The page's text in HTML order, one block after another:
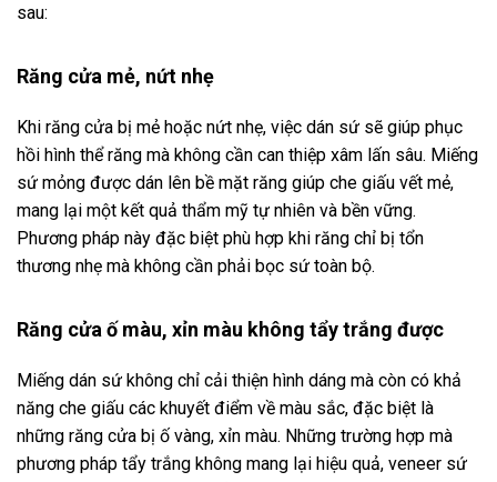
sau:
Răng cửa mẻ, nứt nhẹ
Khi răng cửa bị mẻ hoặc nứt nhẹ, việc dán sứ sẽ giúp phục
hồi hình thể răng mà không cần can thiệp xâm lấn sâu. Miếng
sứ mỏng được dán lên bề mặt răng giúp che giấu vết mẻ,
mang lại một kết quả thẩm mỹ tự nhiên và bền vững.
Phương pháp này đặc biệt phù hợp khi răng chỉ bị tổn
thương nhẹ mà không cần phải bọc sứ toàn bộ.
Răng cửa ố màu, xỉn màu không tẩy trắng được
Miếng dán sứ không chỉ cải thiện hình dáng mà còn có khả
năng che giấu các khuyết điểm về màu sắc, đặc biệt là
những răng cửa bị ố vàng, xỉn màu. Những trường hợp mà
phương pháp tẩy trắng không mang lại hiệu quả, veneer sứ